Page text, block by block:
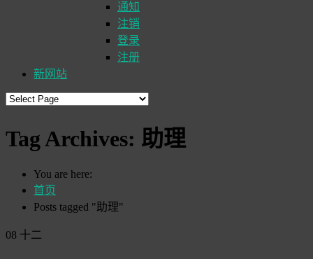
通知
注销
登录
注册
新网站
Tag Archives: 助理
You are here:
首页
Posts tagged "助理"
08 十二